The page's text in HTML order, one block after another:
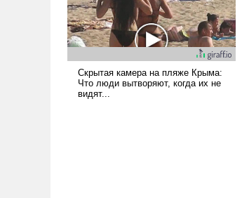
слабым, идти вперед и
адаптироваться.